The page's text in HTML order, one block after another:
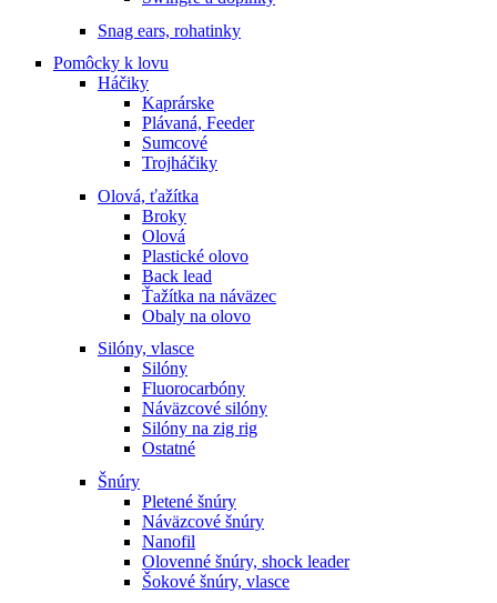
Snag ears, rohatinky
Pomôcky k lovu
Háčiky
Kaprárske
Plávaná, Feeder
Sumcové
Trojháčiky
Olová, ťažítka
Broky
Olová
Plastické olovo
Back lead
Ťažítka na náväzec
Obaly na olovo
Silóny, vlasce
Silóny
Fluorocarbóny
Náväzcové silóny
Silóny na zig rig
Ostatné
Šnúry
Pletené šnúry
Náväzcové šnúry
Nanofil
Olovenné šnúry, shock leader
Šokové šnúry, vlasce